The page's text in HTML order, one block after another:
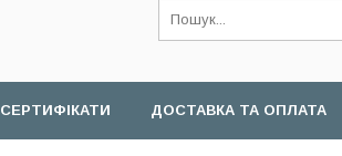
СЕРТИФІКАТИ ДОСТАВКА ТА ОПЛАТА